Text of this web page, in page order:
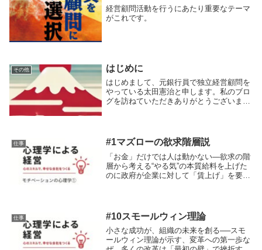
経営顧問活動を行うにあたり重要なテーマ
がこれです。
その他 はじめに
はじめまして、元銀行員で独立経営顧問を
やっている太田憲治と申します。私のブロ
グを訪ねていただきありがとうございま
なノートです。...
仕事 #1マズローの欲求階層説
「お金」だけでは人は動かない―欲求の階
層から考える“やる気”の本質給料を上げた
のに政府が企業に対して「賃上げ」を要請
確で、多く...
仕事 #10スモールウィン理論
小さな成功が、組織の未来を創る──スモ
ールウィン理論が示す、変革への第一歩な